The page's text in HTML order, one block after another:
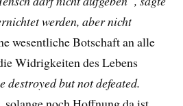
werden, aber nicht
wesentliche Botschaft an alle
Widrigkeiten des Lebens
destroyed but not defeated.